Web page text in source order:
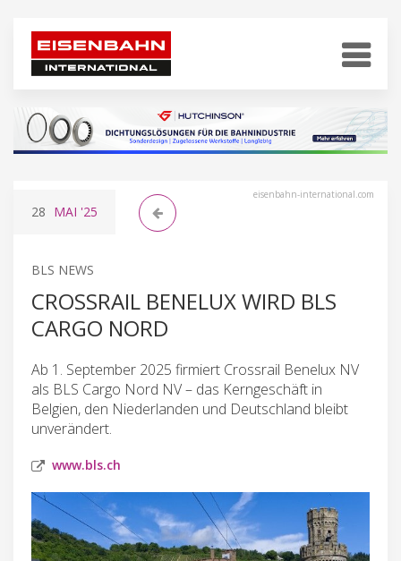
eisenbahn-international.com
28 MAI '25
BLS NEWS
CROSSRAIL BENELUX WIRD BLS
CARGO NORD
Ab 1. September 2025 firmiert Crossrail Benelux NV
als BLS Cargo Nord NV – das Kerngeschäft in
Belgien, den Niederlanden und Deutschland bleibt
unverändert.
www.bls.ch